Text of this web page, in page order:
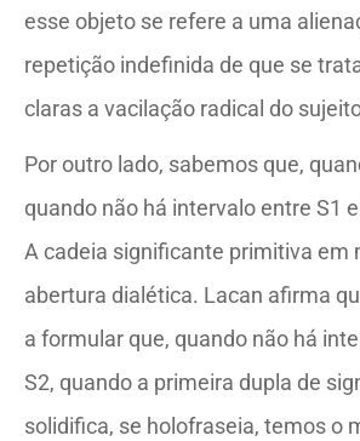
esse objeto se refere a uma
repetição indefinida de que se
claras a vacilação radical do
Por outro lado, sabemos que,
quando não há intervalo entre S1
A cadeia significante primitiva em
abertura dialética. Lacan afirma
a formular que, quando não há
S2, quando a primeira dupla de
solidifica, se holofraseia, temos o